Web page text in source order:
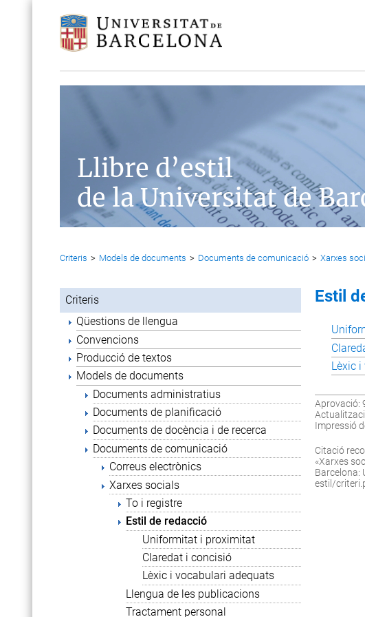
Llibre d’estil
de la Universitat de
Criteris > Models de documents > Documents de comunicació > Xarxes
Criteris
Qüestions de llengua
Convencions
Producció de textos
Models de documents
Documents administratius
Documents de planificació
Documents de docència i de recerca
Documents de comunicació
Correus electrònics
Xarxes socials
To i registre
Estil de redacció
Uniformitat i proximitat
Claredat i concisió
Lèxic i vocabulari adequats
Llengua de les publicacions
Tractament personal
Estil
Lèxic
Aprovació:
Impressió
Citació
«Xarxes
Barcelona:
estil/